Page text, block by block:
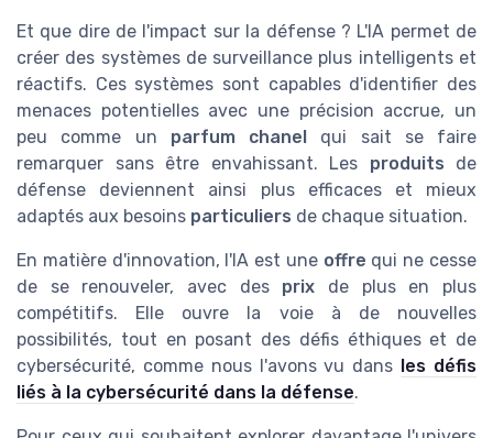
Et que dire de l'impact sur la défense ? L'IA permet de
créer des systèmes de surveillance plus intelligents et
réactifs. Ces systèmes sont capables d'identifier des
menaces potentielles avec une précision accrue, un
peu comme un parfum chanel qui sait se faire
remarquer sans être envahissant. Les produits de
défense deviennent ainsi plus efficaces et mieux
adaptés aux besoins particuliers de chaque situation.
En matière d'innovation, l'IA est une offre qui ne cesse
de se renouveler, avec des prix de plus en plus
compétitifs. Elle ouvre la voie à de nouvelles
possibilités, tout en posant des défis éthiques et de
cybersécurité, comme nous l'avons vu dans les défis
liés à la cybersécurité dans la défense.